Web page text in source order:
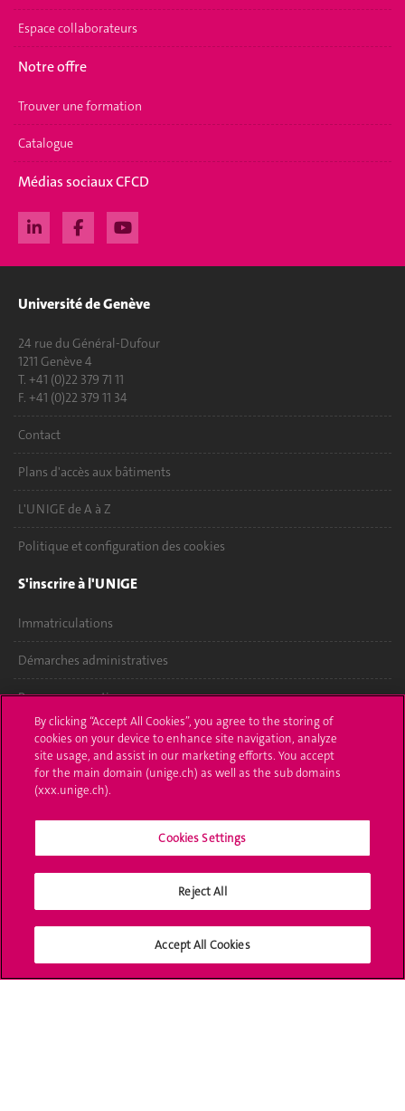
Espace collaborateurs
Notre offre
Trouver une formation
Catalogue
Médias sociaux CFCD
Université de Genève
24 rue du Général-Dufour
1211 Genève 4
T. +41 (0)22 379 71 11
F. +41 (0)22 379 11 34
Contact
Plans d'accès aux bâtiments
L'UNIGE de A à Z
Politique et configuration des cookies
S'inscrire à l'UNIGE
Immatriculations
Démarches administratives
Poser une question
L'UNIGE vous informe
UNIGE Mobile
Médias sociaux UNIGE
By clicking “Accept All Cookies”, you agree to the storing of
cookies on your device to enhance site navigation, analyze
site usage, and assist in our marketing efforts. You accept
for the main domain (unige.ch) as well as the sub domains
(xxx.unige.ch).
Cookies Settings
Reject All
Accept All Cookies